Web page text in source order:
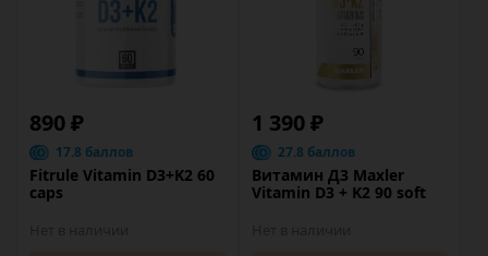
890 ₽
17.8 баллов
Fitrule Vitamin D3+K2 60
caps
1 390 ₽
27.8 баллов
Витамин Д3 Maxler
Vitamin D3 + K2 90 soft